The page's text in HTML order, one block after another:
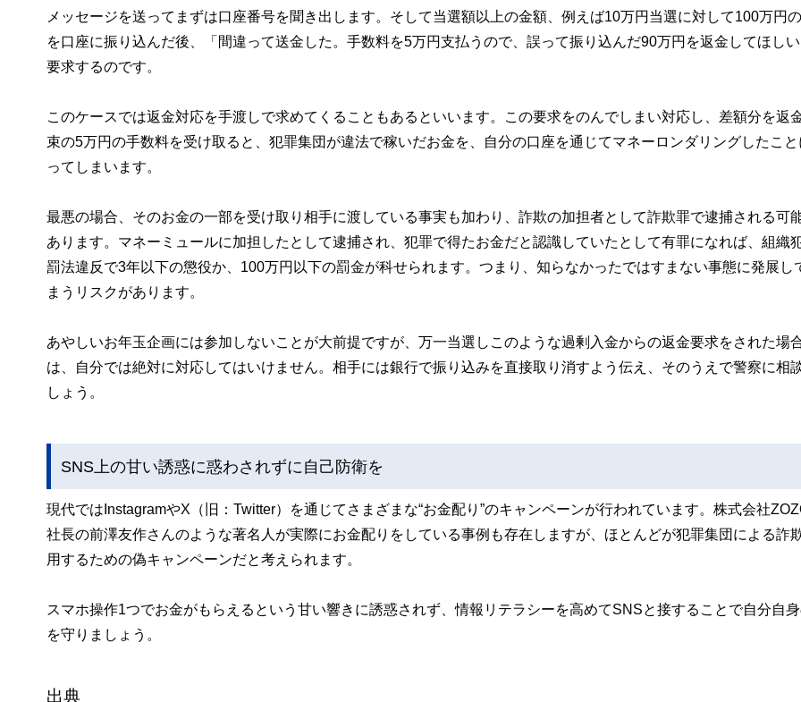
メッセージを送ってまずは口座番号を聞き出します。そして当選額以上の金額、例えば10万円当選に対して100万円
を口座に振り込んだ後、「間違って送金した。手数料を5万円支払うので、誤って振り込んだ90万円を返金してほしい
要求するのです。
このケースでは返金対応を手渡しで求めてくることもあるといいます。この要求をのんでしまい対応し、差額分を返
束の5万円の手数料を受け取ると、犯罪集団が違法で稼いだお金を、自分の口座を通じてマネーロンダリングしたこと
ってしまいます。
最悪の場合、そのお金の一部を受け取り相手に渡している事実も加わり、詐欺の加担者として詐欺罪で逮捕される可
あります。マネーミュールに加担したとして逮捕され、犯罪で得たお金だと認識していたとして有罪になれば、組織
罰法違反で3年以下の懲役か、100万円以下の罰金が科せられます。つまり、知らなかったではすまない事態に発展し
まうリスクがあります。
あやしいお年玉企画には参加しないことが大前提ですが、万一当選しこのような過剰入金からの返金要求をされた場
は、自分では絶対に対応してはいけません。相手には銀行で振り込みを直接取り消すよう伝え、そのうえで警察に相
しょう。
SNS上の甘い誘惑に惑わされずに自己防衛を
現代ではInstagramやX（旧：Twitter）を通じてさまざまな“お金配り”のキャンペーンが行われています。株式会社
社長の前澤友作さんのような著名人が実際にお金配りをしている事例も存在しますが、ほとんどが犯罪集団による詐
用するための偽キャンペーンだと考えられます。
スマホ操作1つでお金がもらえるという甘い響きに誘惑されず、情報リテラシーを高めてSNSと接することで自分自
を守りましょう。
出典